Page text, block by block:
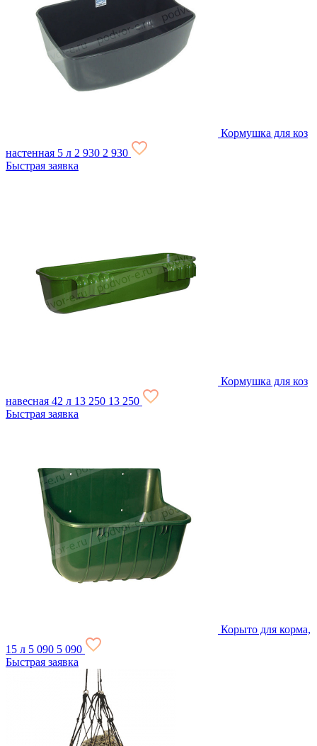
Кормушка для коз
настенная 5 л 2 930 2 930
Быстрая заявка
Кормушка для коз
навесная 42 л 13 250 13 250
Быстрая заявка
Корыто для корма,
15 л 5 090 5 090
Быстрая заявка